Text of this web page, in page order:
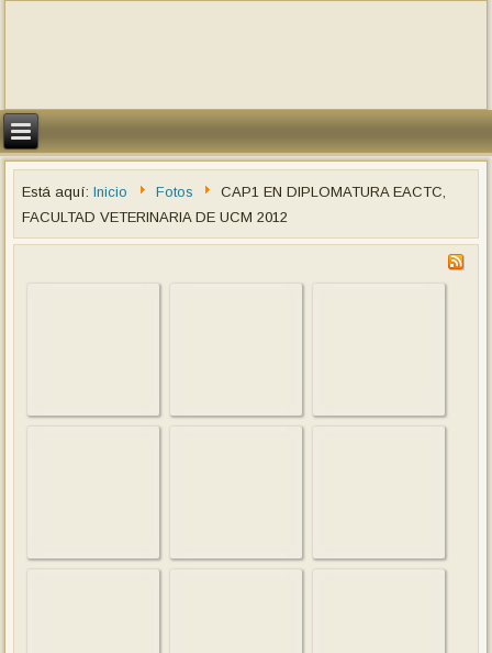
Está aquí:Inicio Fotos
CAP1 EN DIPLOMATURA EACTC,
FACULTAD VETERINARIA DE UCM 2012